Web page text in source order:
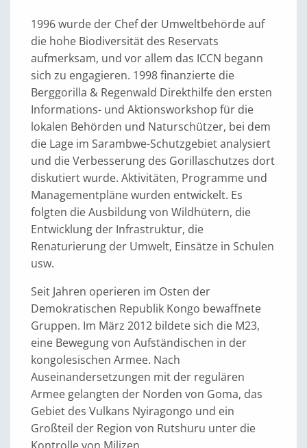
1996 wurde der Chef der Umweltbehörde auf
die hohe Biodiversität des Reservats
aufmerksam, und vor allem das ICCN begann
sich zu engagieren. 1998 finanzierte die
Berggorilla & Regenwald Direkthilfe den ersten
Informations- und Aktionsworkshop für die
lokalen Behörden und Naturschützer, bei dem
die Lage im Sarambwe-Schutzgebiet analysiert
und die Verbesserung des Gorillaschutzes dort
diskutiert wurde. Aktivitäten, Programme und
Managementpläne wurden entwickelt. Es
folgten die Ausbildung von Wildhütern, die
Entwicklung der Infrastruktur, die
Renaturierung der Umwelt, Einsätze in Schulen
usw.
Seit Jahren operieren im Osten der
Demokratischen Republik Kongo bewaffnete
Gruppen. Im März 2012 bildete sich die M23,
eine Bewegung von Aufständischen in der
kongolesischen Armee. Nach
Auseinandersetzungen mit der regulären
Armee gelangten der Norden von Goma, das
Gebiet des Vulkans Nyiragongo und ein
Großteil der Region von Rutshuru unter die
Kontrolle von Milizen.